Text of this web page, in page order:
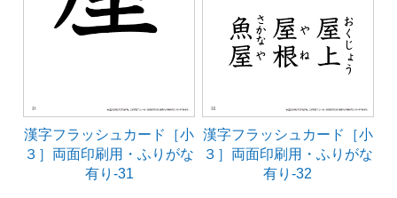
漢字フラッシュカード［小
３］両面印刷用・ふりがな
有り-31
漢字フラッシュカード［小
３］両面印刷用・ふりがな
有り-32